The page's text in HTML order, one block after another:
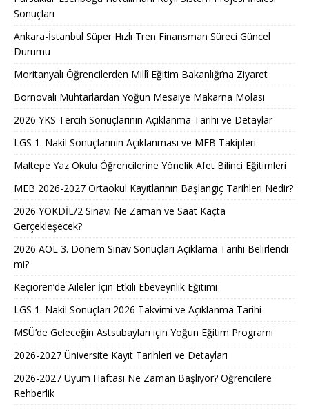
Sonuçları
Ankara-İstanbul Süper Hızlı Tren Finansman Süreci Güncel
Durumu
Moritanyalı Öğrencilerden Millî Eğitim Bakanlığı’na Ziyaret
Bornovalı Muhtarlardan Yoğun Mesaiye Makarna Molası
2026 YKS Tercih Sonuçlarının Açıklanma Tarihi ve Detaylar
LGS 1. Nakil Sonuçlarının Açıklanması ve MEB Takipleri
Maltepe Yaz Okulu Öğrencilerine Yönelik Afet Bilinci Eğitimleri
MEB 2026-2027 Ortaokul Kayıtlarının Başlangıç Tarihleri Nedir?
2026 YÖKDİL/2 Sınavı Ne Zaman ve Saat Kaçta
Gerçekleşecek?
2026 AÖL 3. Dönem Sınav Sonuçları Açıklama Tarihi Belirlendi
mi?
Keçiören’de Aileler İçin Etkili Ebeveynlik Eğitimi
LGS 1. Nakil Sonuçları 2026 Takvimi ve Açıklanma Tarihi
MSÜ’de Geleceğin Astsubayları için Yoğun Eğitim Programı
2026-2027 Üniversite Kayıt Tarihleri ve Detayları
2026-2027 Uyum Haftası Ne Zaman Başlıyor? Öğrencilere
Rehberlik